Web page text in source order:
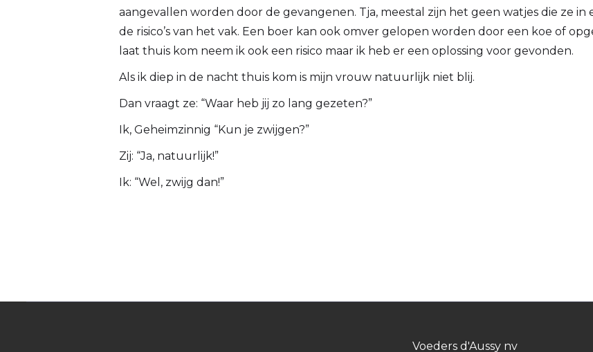
aangevallen worden door de gevangenen. Tja, meestal zijn het geen watjes die ze in
de risico’s van het vak. Een boer kan ook omver gelopen worden door een koe of
laat thuis kom neem ik ook een risico maar ik heb er een oplossing voor gevonden.
Als ik diep in de nacht thuis kom is mijn vrouw natuurlijk niet blij.
Dan vraagt ze: “Waar heb jij zo lang gezeten?”
Ik, Geheimzinnig “Kun je zwijgen?”
Zij: “Ja, natuurlijk!”
Ik: “Wel, zwijg dan!”
Voeders d'Aussy nv